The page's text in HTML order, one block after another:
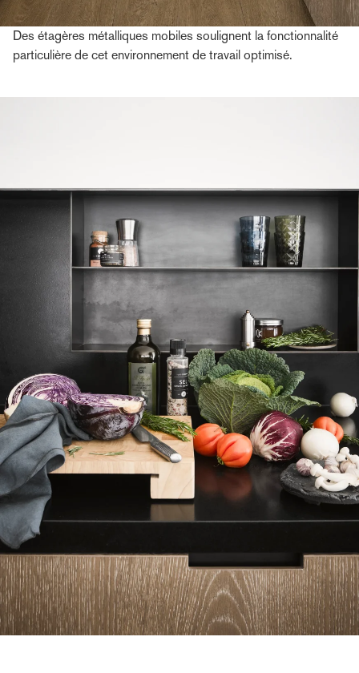
Des étagères métalliques mobiles soulignent la fonctionnalité
particulière de cet environnement de travail optimisé.